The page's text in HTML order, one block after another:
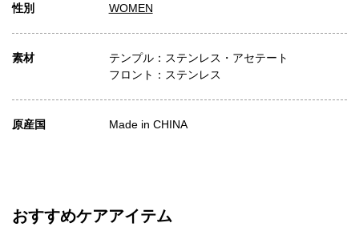
性別 WOMEN
素材
テンプル：ステンレス・アセテート
フロント：ステンレス
原産国 Made in CHINA
おすすめケアアイテム